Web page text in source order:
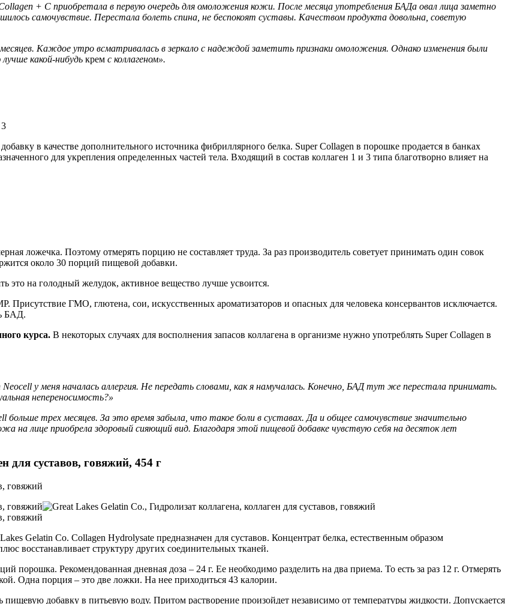
+ C приобретала в первую очередь для омоложения кожи. После месяца употребления БАДа овал лица заметно
самочувствие. Перестала болеть спина, не беспокоят суставы. Качеством продукта довольна, советую
Каждое утро всматривалась в зеркало с надеждой заметить признаки омоложения. Однако изменения были
какой-нибудь крем с коллагеном».
в качестве дополнительного источника фибриллярного белка. Super Collagen в порошке продается в банках
для укрепления определенных частей тела. Входящий в состав коллаген 1 и 3 типа благотворно влияет на
ложечка. Поэтому отмерять порцию не составляет труда. За раз производитель советует принимать один совок
около 30 порций пищевой добавки.
это на голодный желудок, активное вещество лучше усвоится.
ГМО, глютена, сои, искусственных ароматизаторов и опасных для человека консервантов исключается.
БАД.
курса. В некоторых случаях для восполнения запасов коллагена в организме нужно употреблять Super Collagen в
у меня началась аллергия. Не передать словами, как я намучалась. Конечно, БАД тут же перестала принимать.
непереносимость?»
трех месяцев. За это время забыла, что такое боли в суставах. Да и общее самочувствие значительно
на лице приобрела здоровый сияющий вид. Благодаря этой пищевой добавке чувствую себя на десяток лет
для суставов, говяжий, 454 г
Gelatin Co. Collagen Hydrolysate предназначен для суставов. Концентрат белка, естественным образом
восстанавливает структуру других соединительных тканей.
порошка. Рекомендованная дневная доза – 24 г. Ее необходимо разделить на два приема. То есть за раз 12 г. Отмерять
Одна порция – это две ложки. На нее приходиться 43 калории.
добавку в питьевую воду. Притом растворение произойдет независимо от температуры жидкости. Допускается